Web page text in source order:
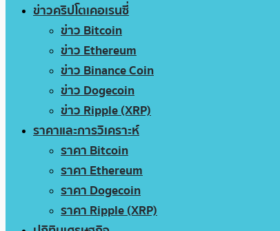
ข่าวคริปโตเคอเรนซี่
ข่าว Bitcoin
ข่าว Ethereum
ข่าว Binance Coin
ข่าว Dogecoin
ข่าว Ripple (XRP)
ราคาและการวิเคราะห์
ราคา Bitcoin
ราคา Ethereum
ราคา Dogecoin
ราคา Ripple (XRP)